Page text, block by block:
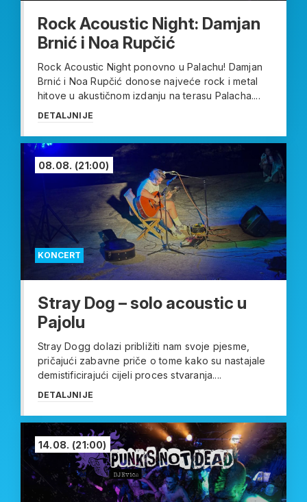
Rock Acoustic Night: Damjan
Brnić i Noa Rupčić
Rock Acoustic Night ponovno u Palachu! Damjan
Brnić i Noa Rupčić donose najveće rock i metal
hitove u akustičnom izdanju na terasu Palacha....
DETALJNIJE
KONCERT
08.08. (21:00)
Stray Dog – solo acoustic u
Pajolu
Stray Dogg dolazi približiti nam svoje pjesme,
pričajući zabavne priče o tome kako su nastajale
demistificirajući cijeli proces stvaranja....
DETALJNIJE
14.08. (21:00)